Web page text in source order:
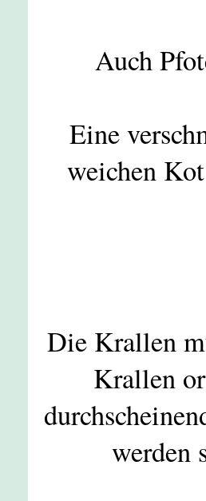
Auch
Eine
weichen
Die Krallen
Krallen
werden